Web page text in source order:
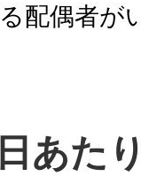
配偶者が
あた